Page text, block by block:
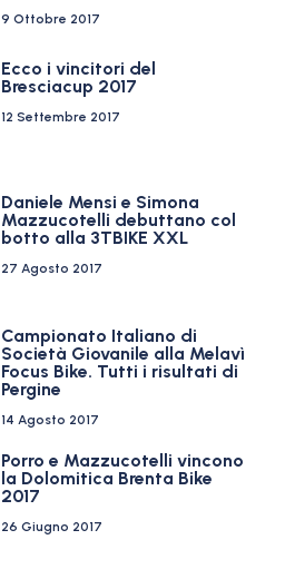
9 Ottobre 2017
Ecco i vincitori del
Bresciacup 2017
12 Settembre 2017
Daniele Mensi e Simona
Mazzucotelli debuttano col
botto alla 3TBIKE XXL
27 Agosto 2017
Campionato Italiano di
Società Giovanile alla Melavì
Focus Bike. Tutti i risultati di
Pergine
14 Agosto 2017
Porro e Mazzucotelli vincono
la Dolomitica Brenta Bike
2017
26 Giugno 2017